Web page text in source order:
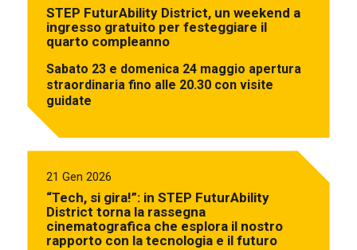
STEP FuturAbility District, un weekend a
ingresso gratuito per festeggiare il
quarto compleanno
Sabato 23 e domenica 24 maggio apertura
straordinaria fino alle 20.30 con visite
guidate
21 Gen 2026
“Tech, si gira!”: in STEP FuturAbility
District torna la rassegna
cinematografica che esplora il nostro
rapporto con la tecnologia e il futuro